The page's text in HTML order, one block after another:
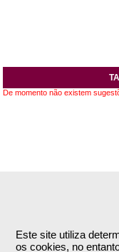
Este site utiliza
os cookies, no
De momento não existem
Empresa
Termos e Condições